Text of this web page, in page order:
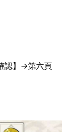
認】→第六頁